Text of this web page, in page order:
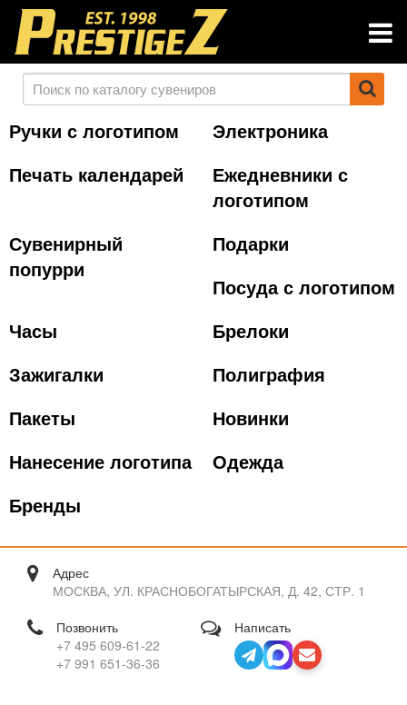
Ручки с логотипом
Электроника
Печать календарей
Ежедневники с
логотипом
Сувенирный
попурри
Подарки
Посуда с логотипом
Часы
Брелоки
Зажигалки
Полиграфия
Пакеты
Новинки
Нанесение логотипа
Одежда
Бренды
Адрес
МОСКВА, УЛ. КРАСНОБОГАТЫРСКАЯ, Д. 42, СТР. 1
Позвонить
+7 495 609-61-22
+7 991 651-36-36
Написать